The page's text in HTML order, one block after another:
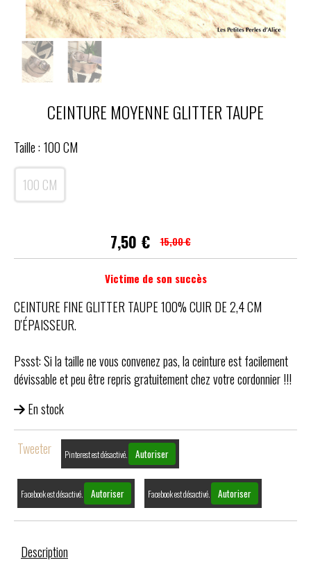
CEINTURE MOYENNE GLITTER TAUPE
Taille : 100 CM
100 CM
7,50 € 15,00 €
Victime de son succès
CEINTURE FINE GLITTER TAUPE 100% CUIR DE 2,4 CM
D'ÉPAISSEUR.
Pssst: Si la taille ne vous convenez pas, la ceinture est facilement
dévissable et peu être repris gratuitement chez votre cordonnier !!!
En stock
Tweeter Pinterest est désactivé. Autoriser
Facebook est désactivé. Autoriser Facebook est désactivé. Autoriser
Description